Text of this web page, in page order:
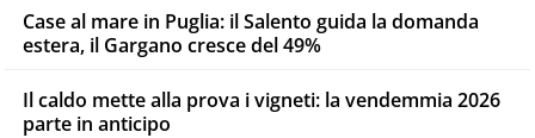
Case al mare in Puglia: il Salento guida la domanda
estera, il Gargano cresce del 49%
Il caldo mette alla prova i vigneti: la vendemmia 2026
parte in anticipo